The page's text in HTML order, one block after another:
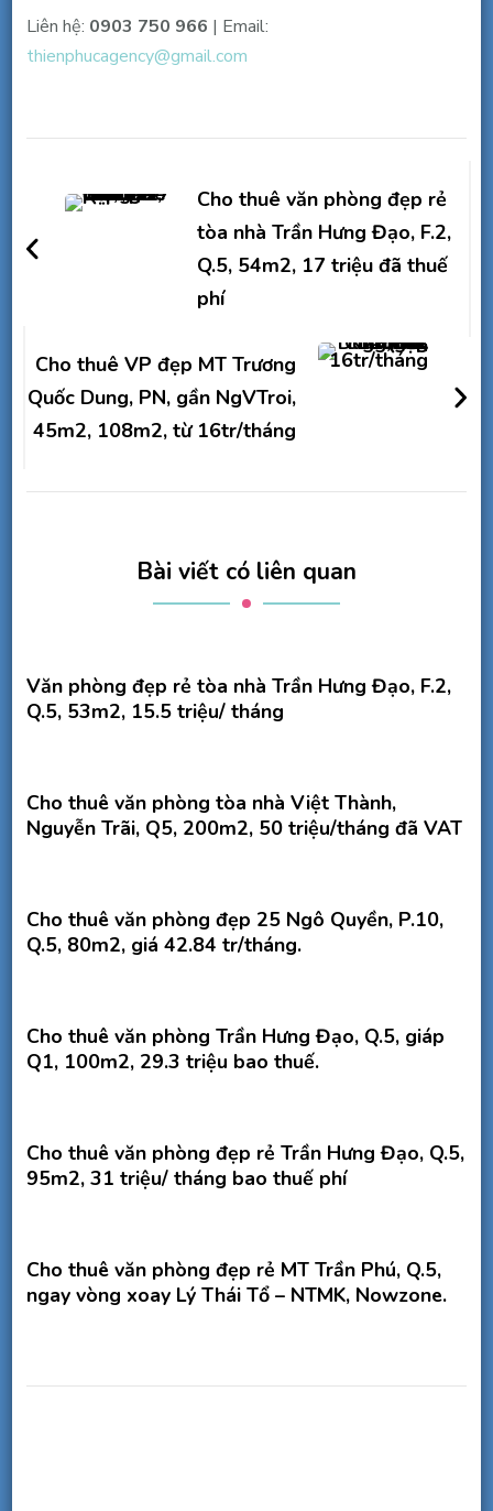
Liên hệ: 0903 750 966 | Email:
thienphucagency@gmail.com
hướng
bài
Cho thuê văn phòng đẹp rẻ
tòa nhà Trần Hưng Đạo, F.2,
Q.5, 54m2, 17 triệu đã thuế
phí
Cho thuê VP đẹp MT Trương
Quốc Dung, PN, gần NgVTroi,
45m2, 108m2, từ 16tr/tháng
Bài viết có liên quan
Văn phòng đẹp rẻ tòa nhà Trần Hưng Đạo, F.2,
Q.5, 53m2, 15.5 triệu/ tháng
Cho thuê văn phòng tòa nhà Việt Thành,
Nguyễn Trãi, Q5, 200m2, 50 triệu/tháng đã VAT
Cho thuê văn phòng đẹp 25 Ngô Quyền, P.10,
Q.5, 80m2, giá 42.84 tr/tháng.
Cho thuê văn phòng Trần Hưng Đạo, Q.5, giáp
Q1, 100m2, 29.3 triệu bao thuế.
Cho thuê văn phòng đẹp rẻ Trần Hưng Đạo, Q.5,
95m2, 31 triệu/ tháng bao thuế phí
Cho thuê văn phòng đẹp rẻ MT Trần Phú, Q.5,
ngay vòng xoay Lý Thái Tổ – NTMK, Nowzone.